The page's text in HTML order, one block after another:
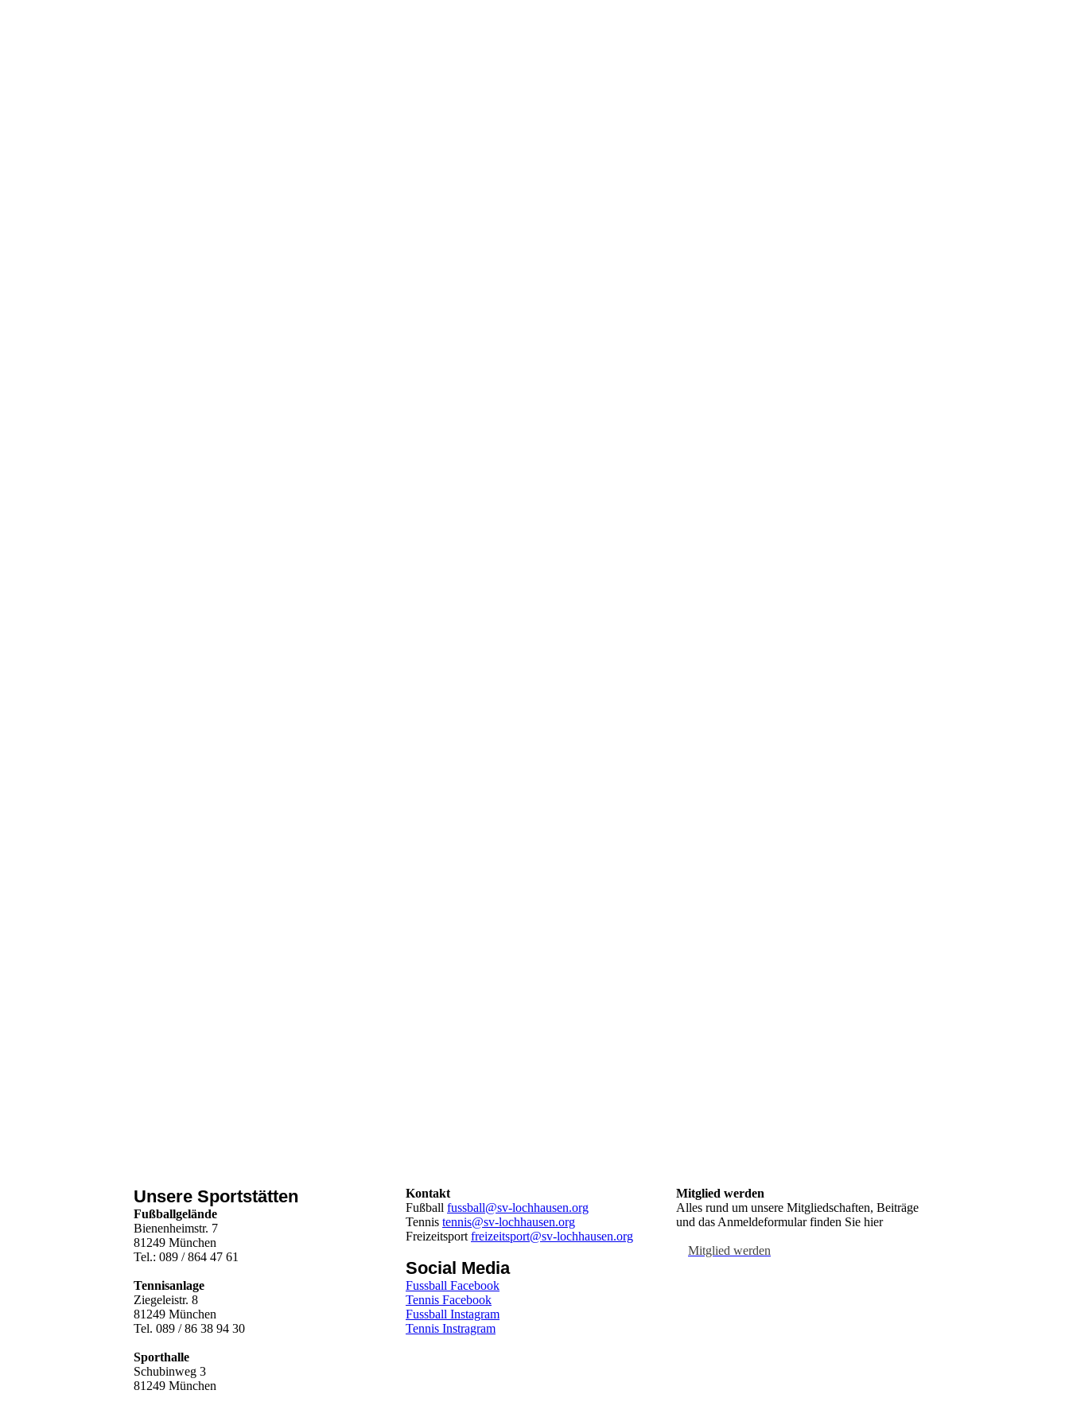
Unsere Sportstätten
Fußballgelände
Bienenheimstr. 7
81249 München
Tel.: 089 / 864 47 61
Tennisanlage
Ziegeleistr. 8
81249 München
Tel. 089 / 86 38 94 30
Sporthalle
Schubinweg 3
81249 München
Kontakt
Fußball fussball@sv-lochhausen.org
Tennis tennis@sv-lochhausen.org
Freizeitsport freizeitsport@sv-lochhausen.org
Social Media
Fussball Facebook
Tennis Facebook
Fussball Instagram
Tennis Instragram
Mitglied werden
Alles rund um unsere Mitgliedschaften, Beiträge
und das Anmeldeformular finden Sie hier
Mitglied werden